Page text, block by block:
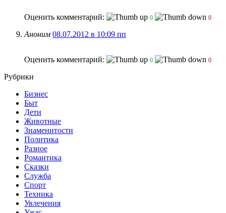
Оценить комментарий: 0 0
Аноним 08.07.2012 в 10:09 пп
Оценить комментарий: 0 0
Рубрики
Бизнес
Быт
Дети
Животные
Знаменитости
Политика
Разное
Романтика
Сказки
Служба
Спорт
Техника
Увлечения